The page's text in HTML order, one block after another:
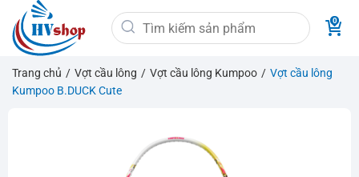
qua
nội
dung
Tìm
kiếm:
Trang chủ / Vợt cầu lông / Vợt cầu lông Kumpoo / Vợt cầu lông
Kumpoo B.DUCK Cute